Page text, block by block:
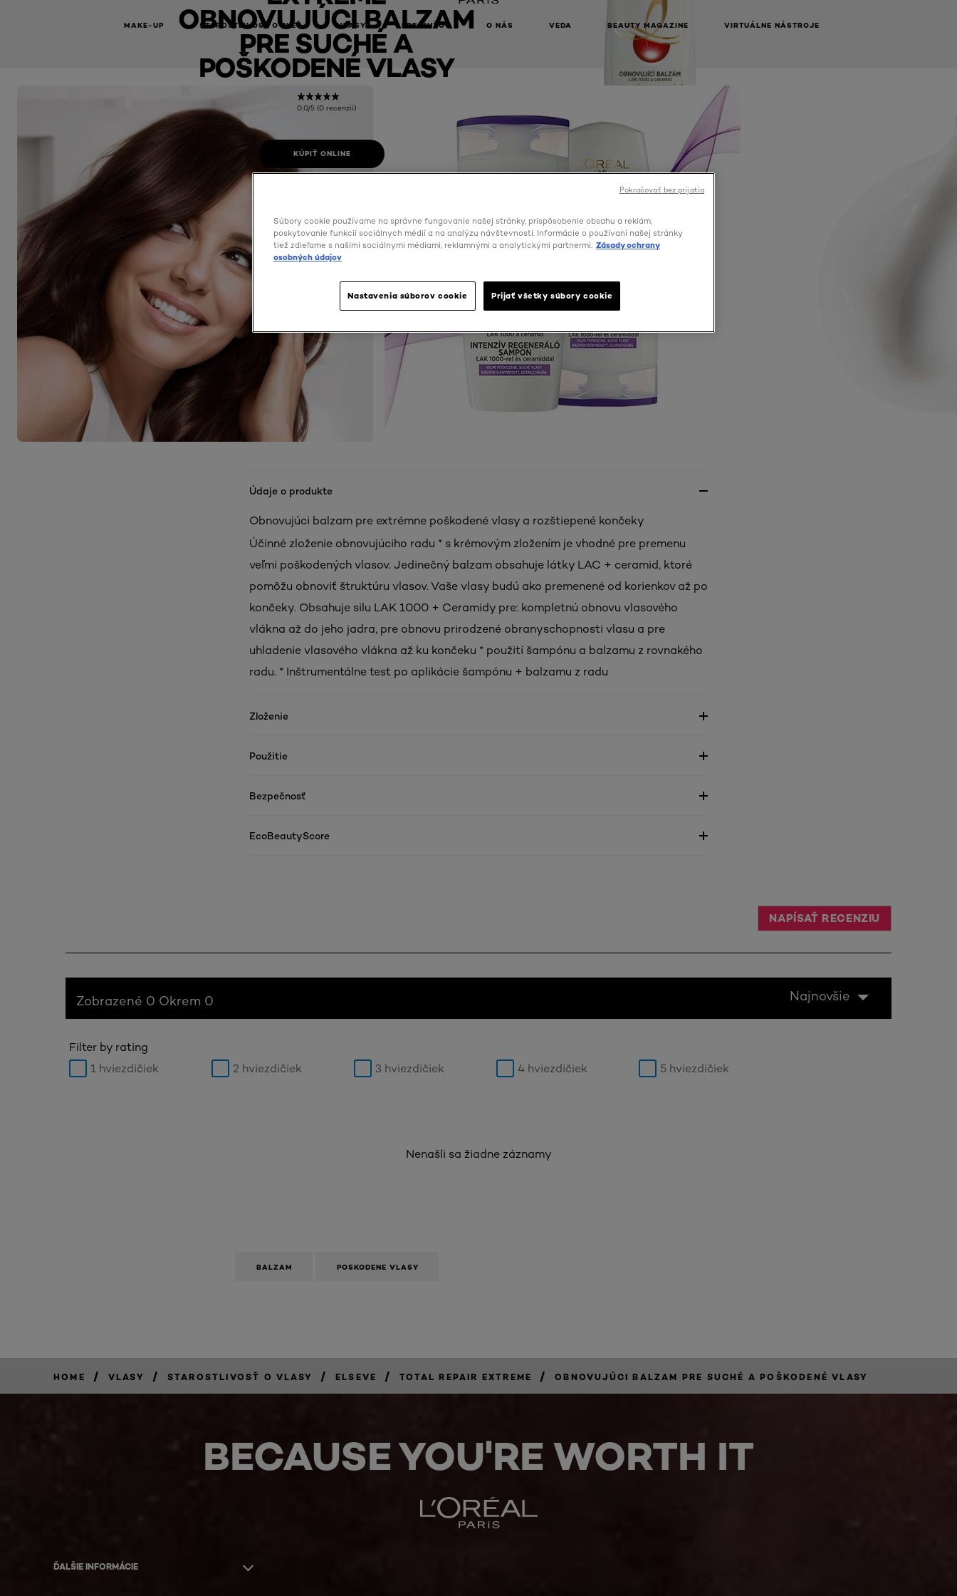
MAKE-UP STAROSTLIVOSŤ O PLEŤ VLASY PRE MUŽOV O NÁS VEDA BEAUTY MAGAZINE VIRTUÁLNE NÁSTROJE
OBNOVUJÚCI BALZAM
PRE SUCHÉ A
POŠKODENÉ VLASY
0,0/5 (0 recenzií)
KÚPIŤ ONLINE
Údaje o produkte
Obnovujúci balzam pre extrémne poškodené vlasy a rozštiepené končeky
Účinné zloženie obnovujúciho radu * s krémovým zložením je vhodné pre premenu
veľmi poškodených vlasov. Jedinečný balzam obsahuje látky LAC + ceramid, ktoré
pomôžu obnoviť štruktúru vlasov. Vaše vlasy budú ako premenené od korienkov až po
končeky. Obsahuje silu LAK 1000 + Ceramidy pre: kompletnú obnovu vlasového
vlákna až do jeho jadra, pre obnovu prirodzené obranyschopnosti vlasu a pre
uhladenie vlasového vlákna až ku končeku * použití šampónu a balzamu z rovnakého
radu. * Inštrumentálne test po aplikácie šampónu + balzamu z radu
Zloženie
Použitie
Bezpečnosť
EcoBeautyScore
NAPÍSAŤ RECENZIU
Zobrazené 0 Okrem 0 Najnovšie
Filter by rating
1 hviezdičiek
2 hviezdičiek 3 hviezdičiek 4 hviezdičiek 5 hviezdičiek
Nenašli sa žiadne záznamy
BALZAM POSKODENE VLASY
HOME / VLASY / STAROSTLIVOSŤ O VLASY / ELSEVE / TOTAL REPAIR EXTREME / OBNOVUJÚCI BALZAM PRE SUCHÉ A POŠKODENÉ VLASY
BECAUSE YOU'RE WORTH IT
ĎALŠIE INFORMÁCIE
Súbory cookie používame na správne fungovanie našej stránky, prispôsobenie obsahu a reklám,
poskytovanie funkcií sociálnych médií a na analýzu návštevnosti. Informácie o používaní našej stránky
tiež zdieľame s našimi sociálnymi médiami, reklamnými a analytickými partnermi. Zásady ochrany
osobných údajov
Nastavenia súborov cookie Prijať všetky súbory cookie
Pokračovať bez prijatia